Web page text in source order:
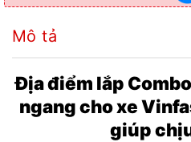
Mô tả
Địa điểm lắp
ngang cho xe
giúp